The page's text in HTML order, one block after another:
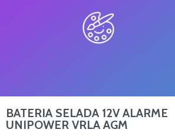
BATERIA SELADA 12V ALARME
UNIPOWER VRLA AGM